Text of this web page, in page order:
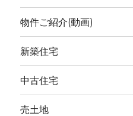
物件ご紹介(動画)
新築住宅
中古住宅
売土地